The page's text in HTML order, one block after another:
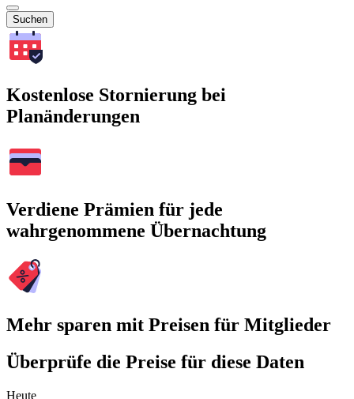
Suchen
Kostenlose Stornierung bei
Planänderungen
Verdiene Prämien für jede
wahrgenommene Übernachtung
Mehr sparen mit Preisen für Mitglieder
Überprüfe die Preise für diese Daten
Heute